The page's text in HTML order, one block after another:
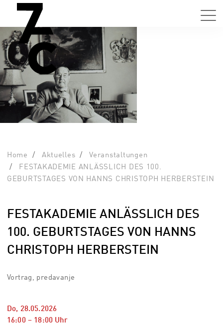
Home Aktuelles
Veranstaltungen
FESTAKADEMIE ANLÄSSLICH DES 100.
GEBURTSTAGES VON HANNS CHRISTOPH HERBERSTEIN
FESTAKADEMIE ANLÄSSLICH DES
100. GEBURTSTAGES VON HANNS
CHRISTOPH HERBERSTEIN
Vortrag, predavanje
Do, 28.05.2026
16:00 – 18:00 Uhr